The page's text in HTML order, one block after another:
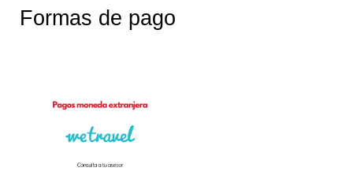
Formas de pago